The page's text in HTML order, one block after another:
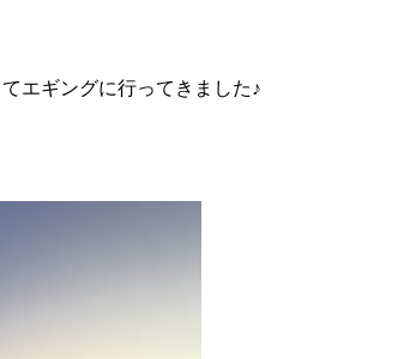
エギングに行ってきました♪